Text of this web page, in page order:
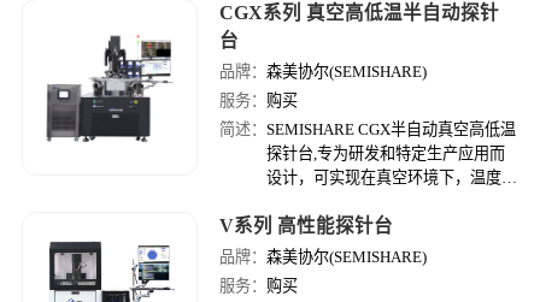
CGX系列 真空高低温半自动探针
台
品牌：森美协尔(SEMISHARE)
服务： 购买
简述：SEMISHARE CGX半自动真空高低温
探针台,专为研发和特定生产应用而
设计，可实现在真空环境下，温度范
氦)，在单片晶圆上快速完成高精度
测试。
V系列 高性能探针台
品牌：森美协尔(SEMISHARE)
服务： 购买